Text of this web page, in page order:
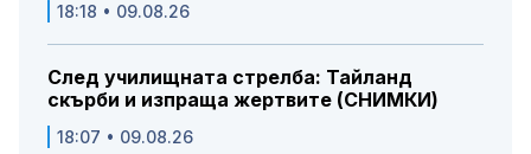
18:18 • 09.08.26
След училищната стрелба: Тайланд
скърби и изпраща жертвите (СНИМКИ)
18:07 • 09.08.26